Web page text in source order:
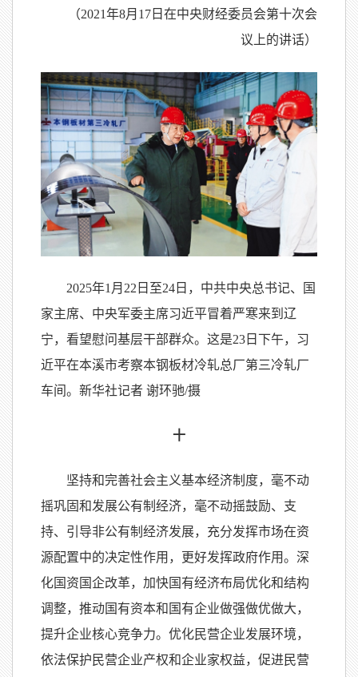
（2021年8月17日在中央财经委员会第十次会
议上的讲话）
2025年1月22日至24日，中共中央总书记、国
家主席、中央军委主席习近平冒着严寒来到辽
宁，看望慰问基层干部群众。这是23日下午，习
近平在本溪市考察本钢板材冷轧总厂第三冷轧厂
车间。新华社记者 谢环驰/摄
十
坚持和完善社会主义基本经济制度，毫不动
摇巩固和发展公有制经济，毫不动摇鼓励、支
持、引导非公有制经济发展，充分发挥市场在资
源配置中的决定性作用，更好发挥政府作用。深
化国资国企改革，加快国有经济布局优化和结构
调整，推动国有资本和国有企业做强做优做大，
提升企业核心竞争力。优化民营企业发展环境，
依法保护民营企业产权和企业家权益，促进民营